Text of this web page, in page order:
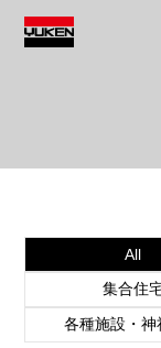
All
集合住
各種施設・神